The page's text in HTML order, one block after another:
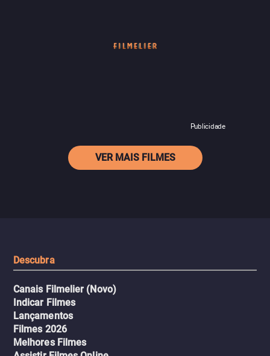
Publicidade
VER MAIS FILMES
Descubra
Canais Filmelier (Novo)
Indicar Filmes
Lançamentos
Filmes 2026
Melhores Filmes